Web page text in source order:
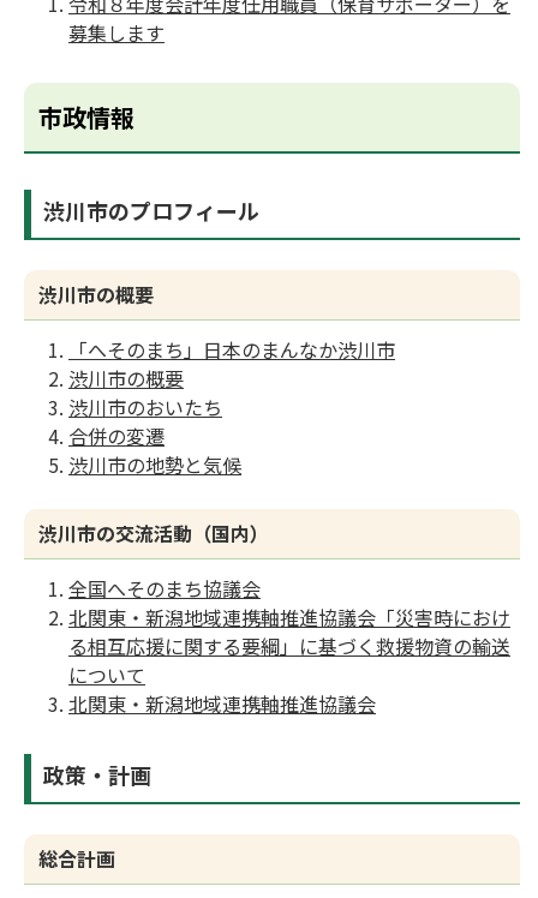
募集します
市政情報
渋川市のプロフィール
渋川市の概要
「へそのまち」日本のまんなか渋川市
渋川市の概要
渋川市のおいたち
合併の変遷
渋川市の地勢と気候
渋川市の交流活動（国内）
全国へそのまち協議会
北関東・新潟地域連携軸推進協議会「災害時におけ
る相互応援に関する要綱」に基づく救援物資の輸送
について
北関東・新潟地域連携軸推進協議会
政策・計画
総合計画